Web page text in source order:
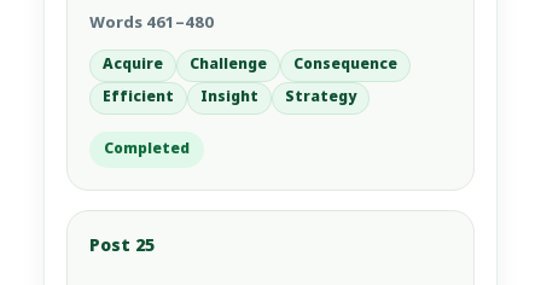
Words 461–480
Acquire Challenge
Consequence
Efficient
Insight Strategy
Completed
Post 25